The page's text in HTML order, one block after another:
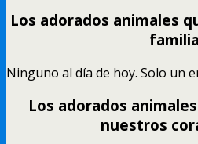
Los adorados animales
Ninguno al día de hoy. Solo un
Los adorados
nuestros